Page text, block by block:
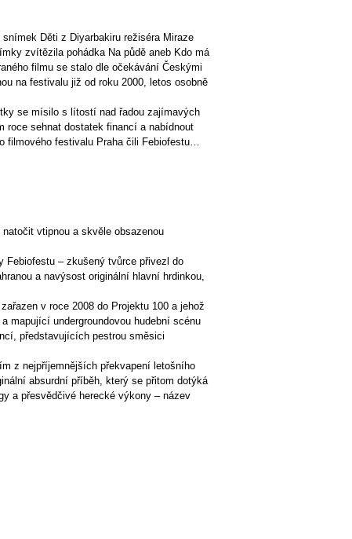
Děti z Diyarbakiru režiséra Miraze
zvítězila pohádka Na půdě aneb Kdo má
filmu se stalo dle očekávání Českými
na festivalu již od roku 2000, letos osobně
se mísilo s lítostí nad řadou zajímavých
roce sehnat dostatek financí a nabídnout
festivalu Praha čili Febiofestu…
vtipnou a skvěle obsazenou
Febiofestu – zkušený tvůrce přivezl do
a navýsost originální hlavní hrdinkou,
v roce 2008 do Projektu 100 a jehož
mapující undergroundovou hudební scénu
představujících pestrou směsici
z nejpříjemnějších překvapení letošního
absurdní příběh, který se přitom dotýká
a přesvědčivé herecké výkony – název